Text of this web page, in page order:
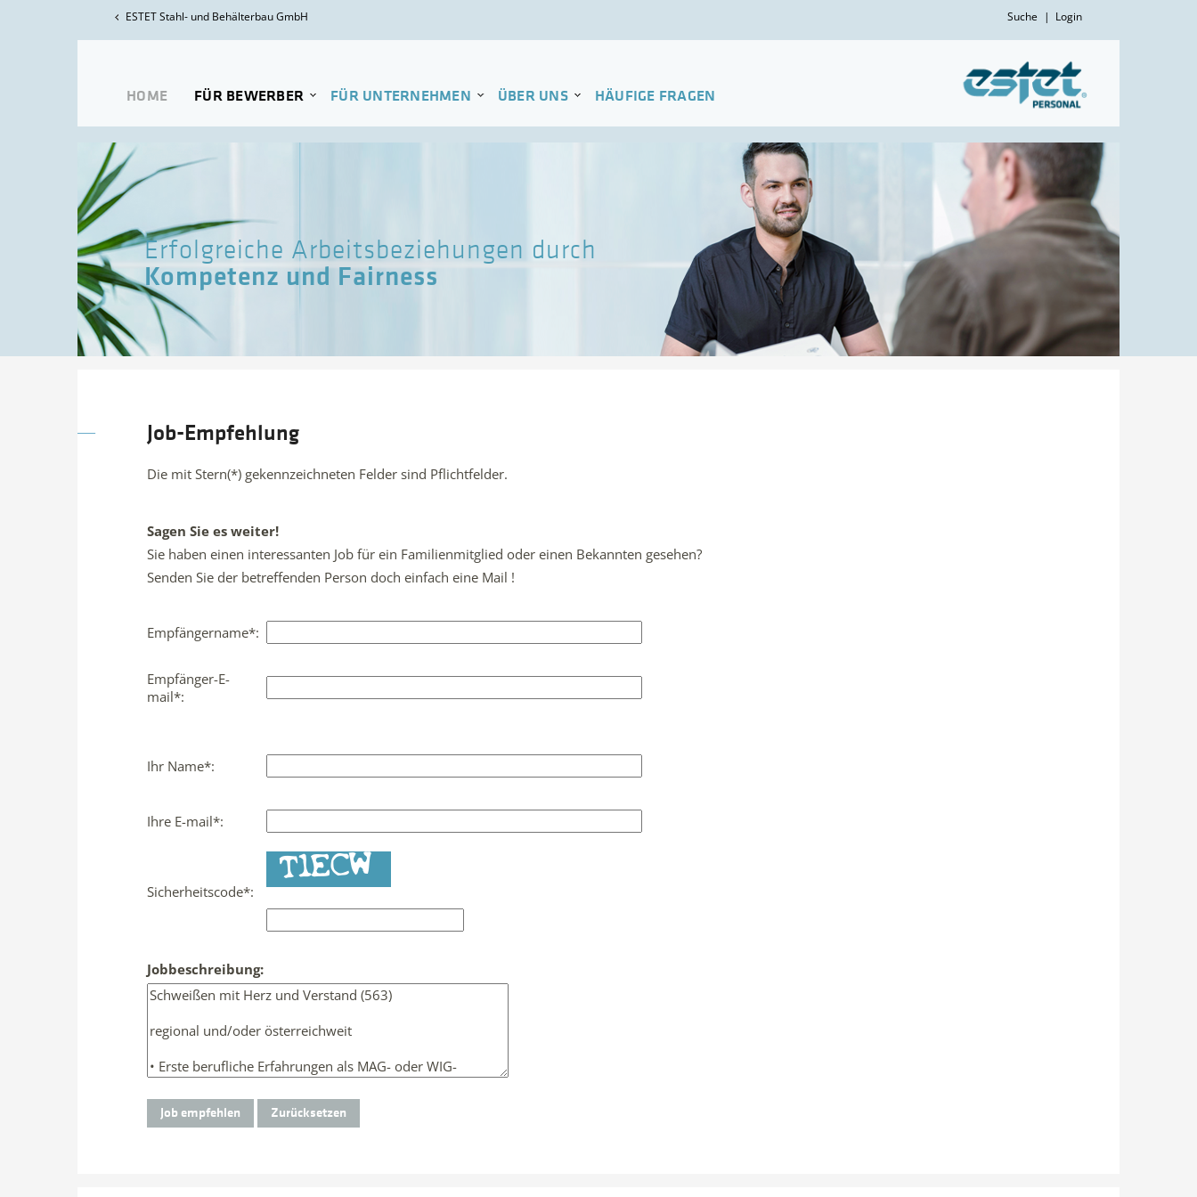
ESTET Stahl- und Behälterbau GmbH Suche | Login
Erfolgreiche Arbeitsbeziehungen durch
Kompetenz und Fairness
HOME FÜR BEWERBER FÜR UNTERNEHMEN ÜBER UNS HÄUFIGE FRAGEN
Job-Empfehlung
Die mit Stern(*) gekennzeichneten Felder sind Pflichtfelder.
Sagen Sie es weiter!
Sie haben einen interessanten Job für ein Familienmitglied oder einen Bekannten gesehen?
Senden Sie der betreffenden Person doch einfach eine Mail !
Empfängername*:
Empfänger-E-
mail*:
Ihr Name*:
Ihre E-mail*:
Sicherheitscode*:
Jobbeschreibung: